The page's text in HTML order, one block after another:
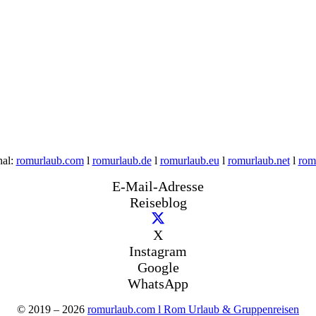
romurlaub.coml romurlaub.del romurlaub.eu l romurlaub.netl
E-Mail-Adresse
Reiseblog
X
Instagram
Google
WhatsApp
© 2019 – 2026 romurlaub.com l Rom Urlaub & Gruppenreisen